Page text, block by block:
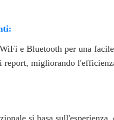
e Bluetooth per una
report, migliorando
si basa